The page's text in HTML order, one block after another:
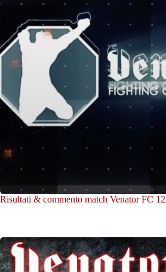
Risultati & commento match Venator FC 12